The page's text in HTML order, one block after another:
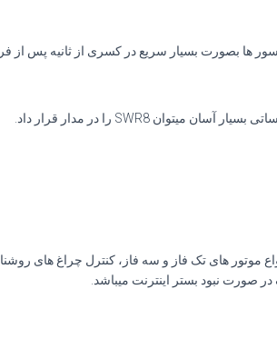
ها بصورت بسیار سریع در کسری از ثانیه پس
موتور های تک فاز و سه فاز، کنترل چراغ های
صورت نبود بستر اینترنت میباشد.